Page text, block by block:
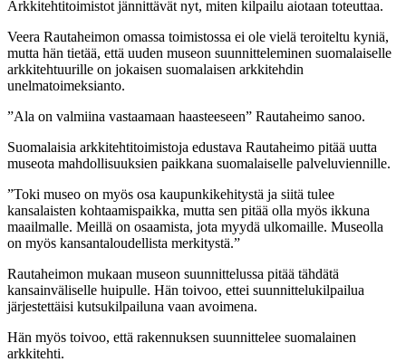
Arkkitehtitoimistot jännittävät nyt, miten kilpailu aiotaan toteuttaa.
Veera Rautaheimon omassa toimistossa ei ole vielä teroiteltu kyniä,
mutta hän tietää, että uuden museon suunnitteleminen suomalaiselle
arkkitehtuurille on jokaisen suomalaisen arkkitehdin
unelmatoimeksianto.
”Ala on valmiina vastaamaan haasteeseen” Rautaheimo sanoo.
Suomalaisia arkkitehtitoimistoja edustava Rautaheimo pitää uutta
museota mahdollisuuksien paikkana suomalaiselle palveluviennille.
”Toki museo on myös osa kaupunkikehitystä ja siitä tulee
kansalaisten kohtaamispaikka, mutta sen pitää olla myös ikkuna
maailmalle. Meillä on osaamista, jota myydä ulkomaille. Museolla
on myös kansantaloudellista merkitystä.”
Rautaheimon mukaan museon suunnittelussa pitää tähdätä
kansainväliselle huipulle. Hän toivoo, ettei suunnittelukilpailua
järjestettäisi kutsukilpailuna vaan avoimena.
Hän myös toivoo, että rakennuksen suunnittelee suomalainen
arkkitehti.